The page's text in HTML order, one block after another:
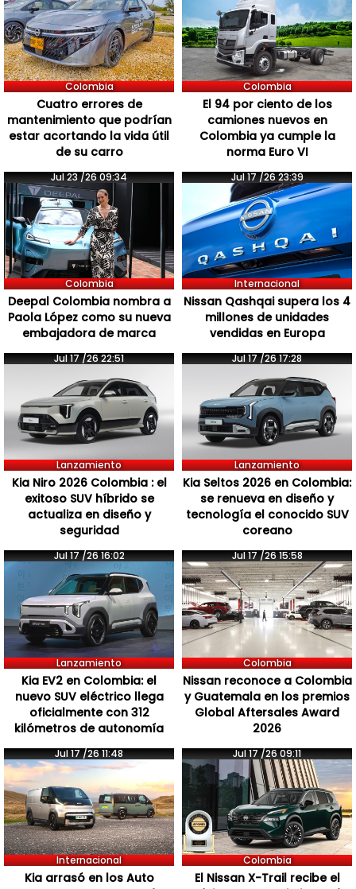
Colombia
Cuatro errores de
mantenimiento que podrían
estar acortando la vida útil
de su carro
Colombia
El 94 por ciento de los
camiones nuevos en
Colombia ya cumple la
norma Euro VI
Jul 23 /26 09:34
Colombia
Deepal Colombia nombra a
Paola López como su nueva
embajadora de marca
Jul 17 /26 23:39
Internacional
Nissan Qashqai supera los 4
millones de unidades
vendidas en Europa
Jul 17 /26 22:51
Lanzamiento
Kia Niro 2026 Colombia : el
exitoso SUV híbrido se
actualiza en diseño y
seguridad
Jul 17 /26 17:28
Lanzamiento
Kia Seltos 2026 en Colombia:
se renueva en diseño y
tecnología el conocido SUV
coreano
Jul 17 /26 16:02
Lanzamiento
Kia EV2 en Colombia: el
nuevo SUV eléctrico llega
oficialmente con 312
kilómetros de autonomía
Jul 17 /26 15:58
Colombia
Nissan reconoce a Colombia
y Guatemala en los premios
Global Aftersales Award
2026
Jul 17 /26 11:48
Internacional
Kia arrasó en los Auto
Jul 17 /26 09:11
Colombia
El Nissan X-Trail recibe el